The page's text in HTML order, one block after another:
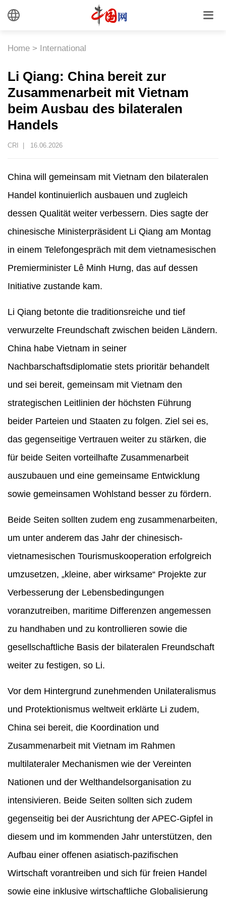
Home > International
Li Qiang: China bereit zur
Zusammenarbeit mit Vietnam
beim Ausbau des bilateralen
Handels
CRI | 16.06.2026
China will gemeinsam mit Vietnam den bilateralen
Handel kontinuierlich ausbauen und zugleich
dessen Qualität weiter verbessern. Dies sagte der
chinesische Ministerpräsident Li Qiang am Montag
in einem Telefongespräch mit dem vietnamesischen
Premierminister Lê Minh Hưng, das auf dessen
Initiative zustande kam.
Li Qiang betonte die traditionsreiche und tief
verwurzelte Freundschaft zwischen beiden Ländern.
China habe Vietnam in seiner
Nachbarschaftsdiplomatie stets prioritär behandelt
und sei bereit, gemeinsam mit Vietnam den
strategischen Leitlinien der höchsten Führung
beider Parteien und Staaten zu folgen. Ziel sei es,
das gegenseitige Vertrauen weiter zu stärken, die
für beide Seiten vorteilhafte Zusammenarbeit
auszubauen und eine gemeinsame Entwicklung
sowie gemeinsamen Wohlstand besser zu fördern.
Beide Seiten sollten zudem eng zusammenarbeiten,
um unter anderem das Jahr der chinesisch-
vietnamesischen Tourismuskooperation erfolgreich
umzusetzen, „kleine, aber wirksame“ Projekte zur
Verbesserung der Lebensbedingungen
voranzutreiben, maritime Differenzen angemessen
zu handhaben und zu kontrollieren sowie die
gesellschaftliche Basis der bilateralen Freundschaft
weiter zu festigen, so Li.
Vor dem Hintergrund zunehmenden Unilateralismus
und Protektionismus weltweit erklärte Li zudem,
China sei bereit, die Koordination und
Zusammenarbeit mit Vietnam im Rahmen
multilateraler Mechanismen wie der Vereinten
Nationen und der Welthandelsorganisation zu
intensivieren. Beide Seiten sollten sich zudem
gegenseitig bei der Ausrichtung der APEC-Gipfel in
diesem und im kommenden Jahr unterstützen, den
Aufbau einer offenen asiatisch-pazifischen
Wirtschaft vorantreiben und sich für freien Handel
sowie eine inklusive wirtschaftliche Globalisierung